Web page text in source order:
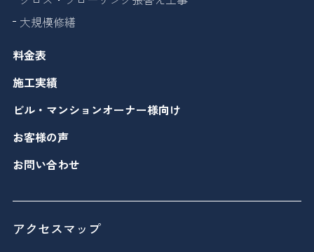
大規模修繕
料金表
施工実績
ビル・マンションオーナー様向け
お客様の声
お問い合わせ
アクセスマップ